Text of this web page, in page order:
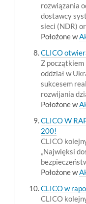
rozwiązania
dostawcy
sieci (NDR)
Położone w
CLICO
Z
oddział w
sukcesem
rozwijania
Położone w
CLICO W
200!
CLICO
„Najwięksi
Położone w
CLICO w
CLICO